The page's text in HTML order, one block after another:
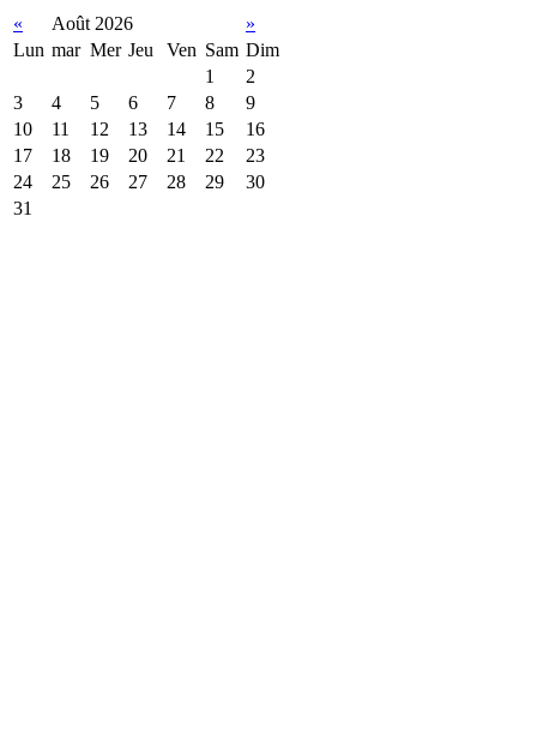
« Août 2026
»
Lun mar Mer Jeu Ven Sam Dim
1
2
3
4 5 6 7 8
9
10
11 12 13 14 15
16
17
18 19 20 21 22
23
24
25 26 27 28 29
30
31